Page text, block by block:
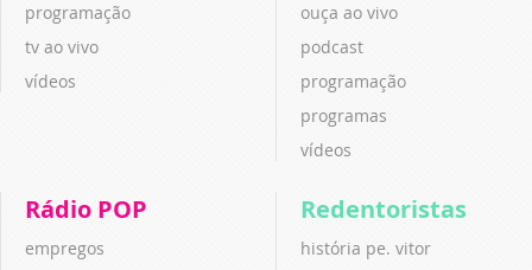
programação
tv ao vivo
vídeos
ouça ao vivo
podcast
programação
programas
vídeos
Rádio POP
empregos
Redentoristas
história pe. vitor